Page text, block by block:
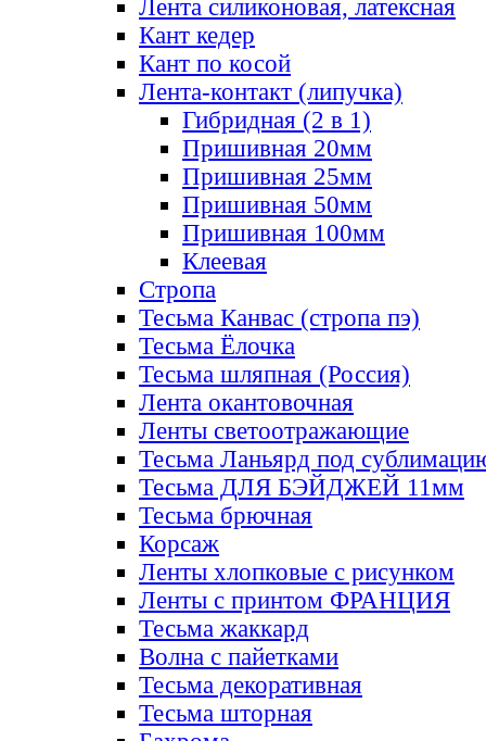
Лента силиконовая, латексная
Кант кедер
Кант по косой
Лента-контакт (липучка)
Гибридная (2 в 1)
Пришивная 20мм
Пришивная 25мм
Пришивная 50мм
Пришивная 100мм
Клеевая
Стропа
Тесьма Канвас (стропа пэ)
Тесьма Ёлочка
Тесьма шляпная (Россия)
Лента окантовочная
Ленты светоотражающие
Тесьма Ланьярд под
Тесьма ДЛЯ БЭЙДЖЕЙ 11мм
Тесьма брючная
Корсаж
Ленты хлопковые с рисунком
Ленты с принтом ФРАНЦИЯ
Тесьма жаккард
Волна с пайетками
Тесьма декоративная
Тесьма шторная